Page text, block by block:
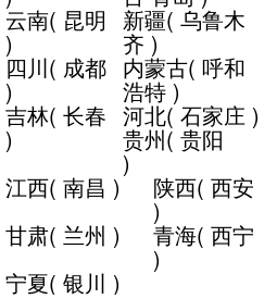
云南( 昆明
)
新疆( 乌鲁木
齐 )
四川( 成都
)
内蒙古( 呼和
浩特 )
吉林( 长春
)
河北(石家庄 )
贵州( 贵阳
)
江西( 南昌 ) 陕西( 西安
)
甘肃( 兰州 ) 青海( 西宁
)
宁夏( 银川 )